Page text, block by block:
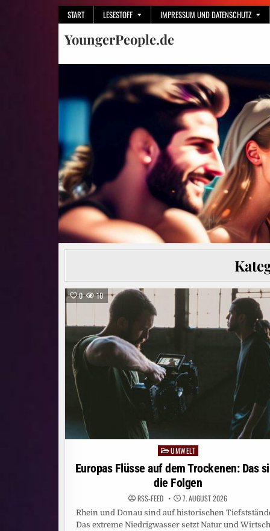
START LESESTOFF IMPRESSUM UND DATENSCHUTZ
YoungerPeople.de
0 10
Posted
in
UMWELT
Europas Flüsse auf dem Trockenen: Das
die Folgen
RSS-FEED 7. AUGUST 2026
Rhein und Donau sind auf historischen
Das extreme Niedrigwasser setzt Natur und